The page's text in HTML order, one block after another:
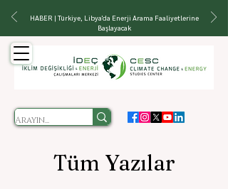
HABER | Türkiye, Libya'da Enerji Arama Faaliyetlerine
Başlayacak
Tüm Yazılar